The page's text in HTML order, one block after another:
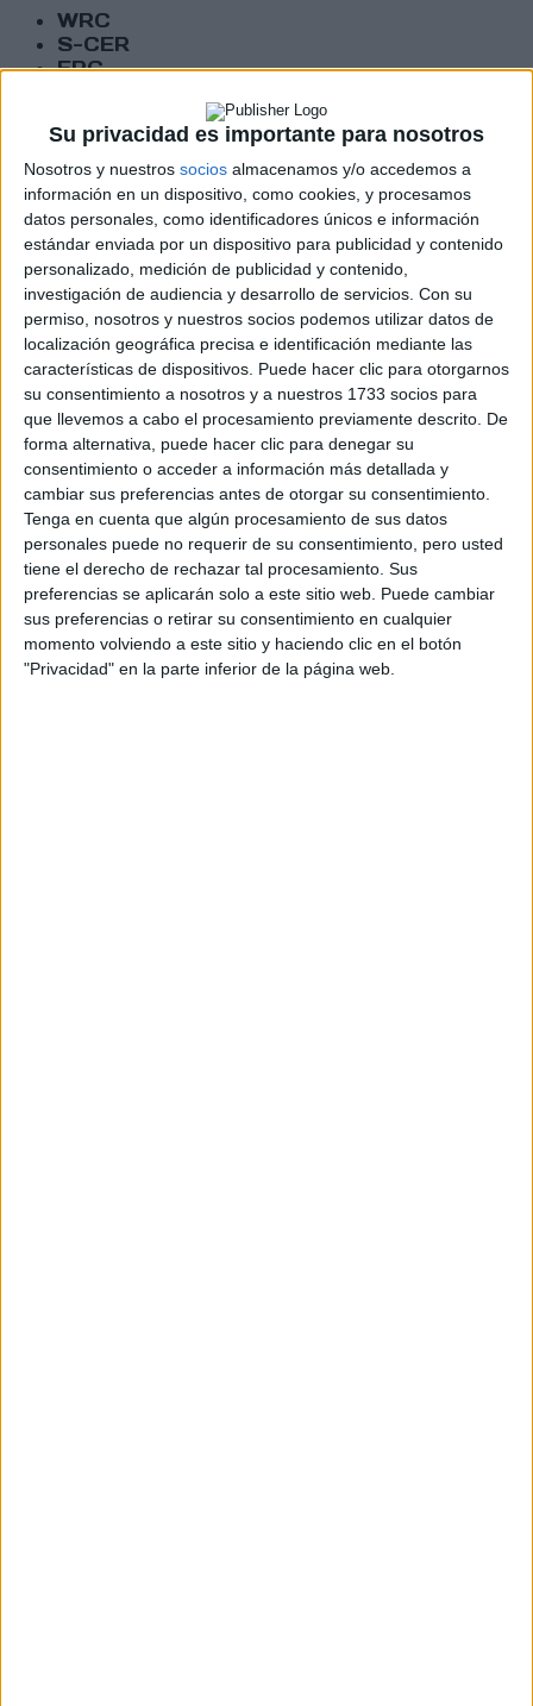
Su privacidad es importante para nosotros
Nosotros y nuestros socios almacenamos y/o accedemos a
información en un dispositivo, como cookies, y procesamos
datos personales, como identificadores únicos e información
estándar enviada por un dispositivo para publicidad y contenido
personalizado, medición de publicidad y contenido,
investigación de audiencia y desarrollo de servicios. Con su
permiso, nosotros y nuestros socios podemos utilizar datos de
localización geográfica precisa e identificación mediante las
características de dispositivos. Puede hacer clic para otorgarnos
su consentimiento a nosotros y a nuestros 1733 socios para
que llevemos a cabo el procesamiento previamente descrito. De
forma alternativa, puede hacer clic para denegar su
consentimiento o acceder a información más detallada y
cambiar sus preferencias antes de otorgar su consentimiento.
Tenga en cuenta que algún procesamiento de sus datos
personales puede no requerir de su consentimiento, pero usted
tiene el derecho de rechazar tal procesamiento. Sus
preferencias se aplicarán solo a este sitio web. Puede cambiar
sus preferencias o retirar su consentimiento en cualquier
momento volviendo a este sitio y haciendo clic en el botón
"Privacidad" en la parte inferior de la página web.
WRC
S-CER
ERC
Internacionales
Campeonatos Autonómicos
Históricos
Dakar
RallyCross
Circuitos
F1
Fórmula E
F2 / F3 / F4
Resistencia
Indycar
Otros
Producto
Producto
Web pensada para poder ofrecer diferentes
productos propios y ajenos para que los
aficionados los puedan adquirir